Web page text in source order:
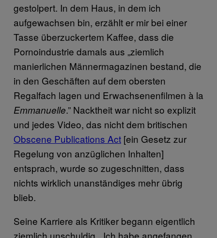
gestolpert. In dem Haus, in dem ich
aufgewachsen bin, erzählt er mir bei einer
Tasse überzuckertem Kaffee, dass die
Pornoindustrie damals aus „ziemlich
manierlichen Männermagazinen bestand, die
in den Geschäften auf dem obersten
Regalfach lagen und Erwachsenenfilmen à la
Emmanuelle.” Nacktheit war nicht so explizit
und jedes Video, das nicht dem britischen
Obscene Publications Act [ein Gesetz zur
Regelung von anzüglichen Inhalten]
entsprach, wurde so zugeschnitten, dass
nichts wirklich unanständiges mehr übrig
blieb.
Seine Karriere als Kritiker begann eigentlich
ziemlich unschuldig. „Ich habe angefangen,